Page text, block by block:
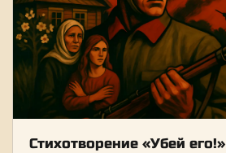
Стихотворение «Убей его!»